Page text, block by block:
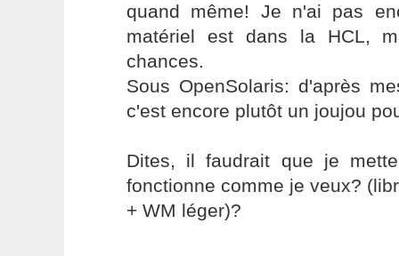
quand même! Je n'ai pas
matériel est dans la HCL,
chances.
Sous OpenSolaris: d'après
c'est encore plutôt un joujou
Dites, il faudrait que je
fonctionne comme je veux?
+ WM léger)?